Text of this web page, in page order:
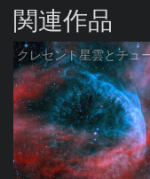
関連作品